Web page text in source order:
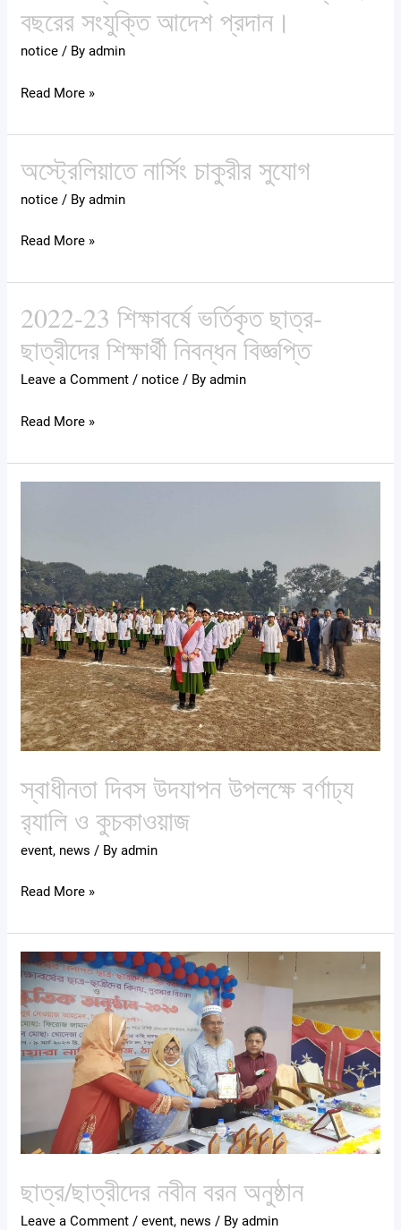
বছরের সংযুক্তি আদেশ প্রদান।
notice / Byadmin
নার্সিং,
সায়েন্স
পোস্ট
পাবলিক
হেলথ
নার্সিং
ব্যাচেলর
সায়েন্স
ইন
পোস্ট
মিডওয়াইফারী
অধ্যায়নের
নিমিত্তে
২
বছরের
সংযুক্তি
আদেশ
প্রদান।
Read More »
অস্ট্রেলিয়াতে নার্সিং চাকুরীর সুযোগ
notice / Byadmin
অস্ট্রেলিয়াতে
সুযোগ
Read More »
2022-23 শিক্ষাবর্ষে ভর্তিকৃত ছাত্র-
ছাত্রীদের শিক্ষার্থী নিবন্ধন বিজ্ঞপ্তি
Leave a Comment / notice / Byadmin
2022-
শিক্ষাবর্ষে
ভর্তিকৃত
নিবন্ধন
Read More »
স্বাধীনতা দিবস উদযাপন উপলক্ষে বর্ণাঢ্য
র‍্যালি ও কুচকাওয়াজ
event, news / Byadmin
উপলক্ষে
বর্ণাঢ্য
র‍্যালি
ও
কুচকাওয়াজ
Read More »
ছাত্র/ছাত্রীদের নবীন বরন অনুষ্ঠান
Leave a Comment /event, news / Byadmin
ছাত্র/
ছাত্রীদের
নবীন
বরন
অনুষ্ঠান